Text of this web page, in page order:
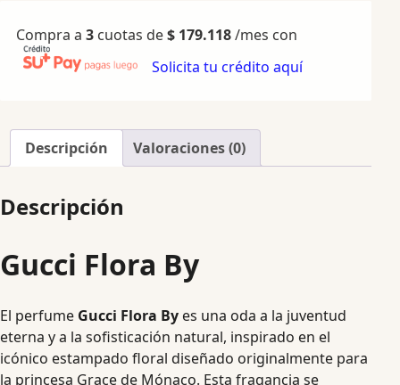
Compra a 3 cuotas de$ 179.118/mes con
Solicita tu crédito aquí
Descripción Valoraciones (0)
Descripción
Gucci Flora By
El perfume Gucci Flora By es una oda a la juventud
eterna y a la sofisticación natural, inspirado en el
icónico estampado floral diseñado originalmente para
la princesa Grace de Mónaco. Esta fragancia se